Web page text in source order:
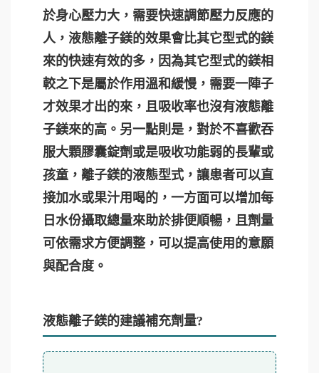
於身心壓力大，需要快速調節壓力反應的
人，液態離子鎂的效果會比其它型式的鎂
來的快速有效的多，因為其它型式的鎂相
較之下是屬於作用溫和緩慢，需要一陣子
才效果才出的來，且吸收率也沒有液態離
子鎂來的高。另一點則是，對於不喜歡吞
服大顆膠囊錠劑或是吸收功能弱的長輩或
孩童，離子鎂的液態型式，讓患者可以直
接加水或果汁用喝的，一方面可以增加每
日水份攝取總量來助於排便順暢，且劑量
可依需求方便調整，可以提高使用的意願
與配合度。
液態離子鎂的建議補充劑量?